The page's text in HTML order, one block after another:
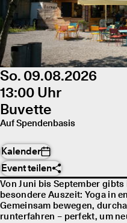
So. 09.08.2026
13:00 Uhr
Buvette
Auf Spendenbasis
Kalender
Event teilen
Von Juni bis September
besondere Auszeit: Yoga in
Gemeinsam bewegen,
runterfahren – perfekt, um